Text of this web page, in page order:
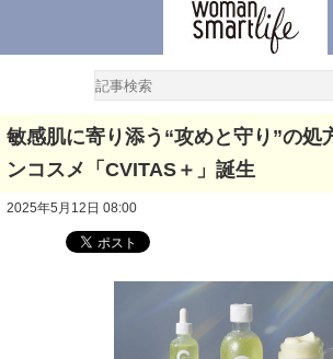
敏感肌に寄り添う“攻めと守り”の処
ンコスメ「CVITAS＋」誕生
2025年5月12日 08:00